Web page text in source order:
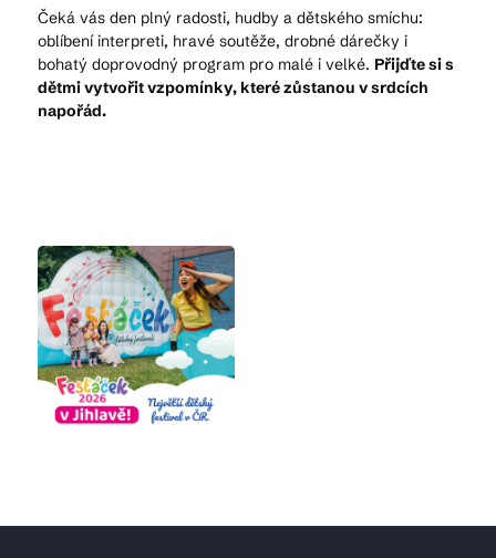
Čeká vás den plný radosti, hudby a dětského smíchu:
oblíbení interpreti, hravé soutěže, drobné dárečky i
bohatý doprovodný program pro malé i velké. Přijďte si s
dětmi vytvořit vzpomínky, které zůstanou v srdcích
napořád.